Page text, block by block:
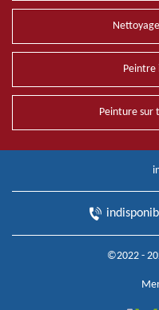
Peintre
Peinture sur
©2022 -